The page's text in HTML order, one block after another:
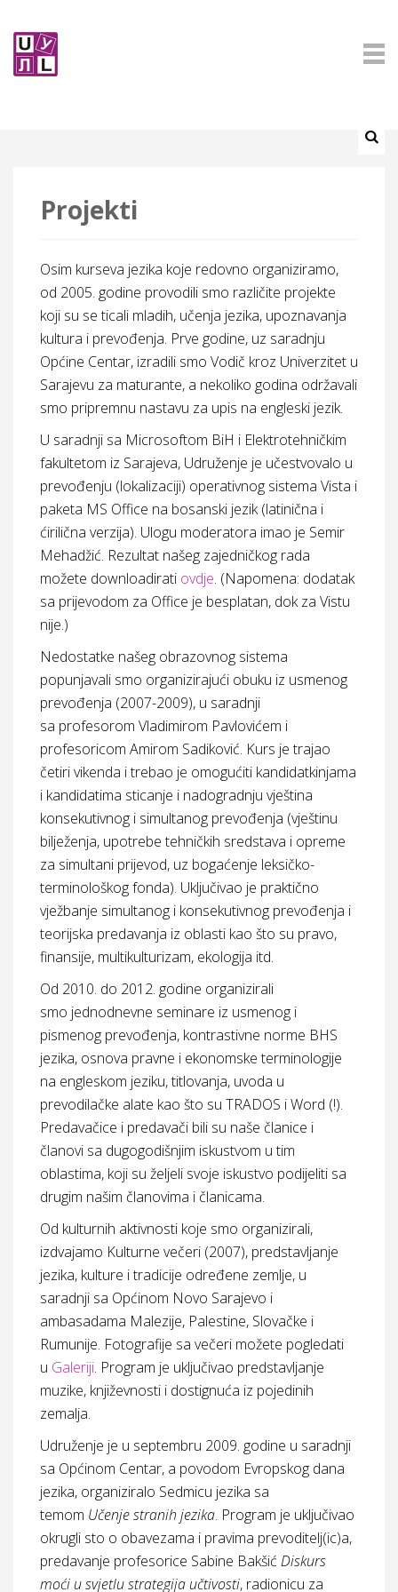
Projekti
Osim kurseva jezika koje redovno organiziramo,
od 2005. godine provodili smo različite projekte
koji su se ticali mladih, učenja jezika, upoznavanja
kultura i prevođenja. Prve godine, uz saradnju
Općine Centar, izradili smo Vodič kroz Univerzitet u
Sarajevu za maturante, a nekoliko godina održavali
smo pripremnu nastavu za upis na engleski jezik.
U saradnji sa Microsoftom BiH i Elektrotehničkim
fakultetom iz Sarajeva, Udruženje je učestvovalo u
prevođenju (lokalizaciji) operativnog sistema Vista i
paketa MS Office na bosanski jezik (latinična i
ćirilična verzija). Ulogu moderatora imao je Semir
Mehadžić. Rezultat našeg zajedničkog rada
možete downloadirati ovdje. (Napomena: dodatak
sa prijevodom za Office je besplatan, dok za Vistu
nije.)
Nedostatke našeg obrazovnog sistema
popunjavali smo organizirajući obuku iz usmenog
prevođenja (2007-2009), u saradnji
sa profesorom Vladimirom Pavlovićem i
profesoricom Amirom Sadiković. Kurs je trajao
četiri vikenda i trebao je omogućiti kandidatkinjama
i kandidatima sticanje i nadogradnju vještina
konsekutivnog i simultanog prevođenja (vještinu
bilježenja, upotrebe tehničkih sredstava i opreme
za simultani prijevod, uz bogaćenje leksičko-
terminološkog fonda). Uključivao je praktično
vježbanje simultanog i konsekutivnog prevođenja i
teorijska predavanja iz oblasti kao što su pravo,
finansije, multikulturizam, ekologija itd.
Od 2010. do 2012. godine organizirali
smo jednodnevne seminare iz usmenog i
pismenog prevođenja, kontrastivne norme BHS
jezika, osnova pravne i ekonomske terminologije
na engleskom jeziku, titlovanja, uvoda u
prevodilačke alate kao što su TRADOS i Word (!).
Predavačice i predavači bili su naše članice i
članovi sa dugogodišnjim iskustvom u tim
oblastima, koji su željeli svoje iskustvo podijeliti sa
drugim našim članovima i članicama.
Od kulturnih aktivnosti koje smo organizirali,
izdvajamo Kulturne večeri (2007), predstavljanje
jezika, kulture i tradicije određene zemlje, u
saradnji sa Općinom Novo Sarajevo i
ambasadama Malezije, Palestine, Slovačke i
Rumunije. Fotografije sa večeri možete pogledati
u Galeriji. Program je uključivao predstavljanje
muzike, književnosti i dostignuća iz pojedinih
zemalja.
Udruženje je u septembru 2009. godine u saradnji
sa Općinom Centar, a povodom Evropskog dana
jezika, organiziralo Sedmicu jezika sa
temom Učenje stranih jezika. Program je uključivao
okrugli sto o obavezama i pravima prevoditelj(ic)a,
predavanje profesorice Sabine Bakšić Diskurs
moći u svjetlu strategija učtivosti, radionicu za